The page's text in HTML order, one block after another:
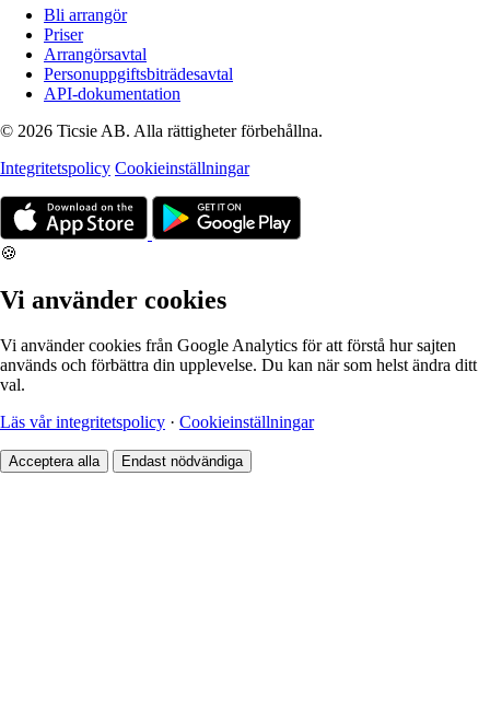
Bli arrangör
Priser
Arrangörsavtal
Personuppgiftsbiträdesavtal
API-dokumentation
© 2026 Ticsie AB. Alla rättigheter förbehållna.
Integritetspolicy Cookieinställningar
🍪
Vi använder cookies
Vi använder cookies från Google Analytics för att förstå hur sajten
används och förbättra din upplevelse. Du kan när som helst ändra ditt
val.
Läs vår integritetspolicy · Cookieinställningar
Acceptera alla Endast nödvändiga